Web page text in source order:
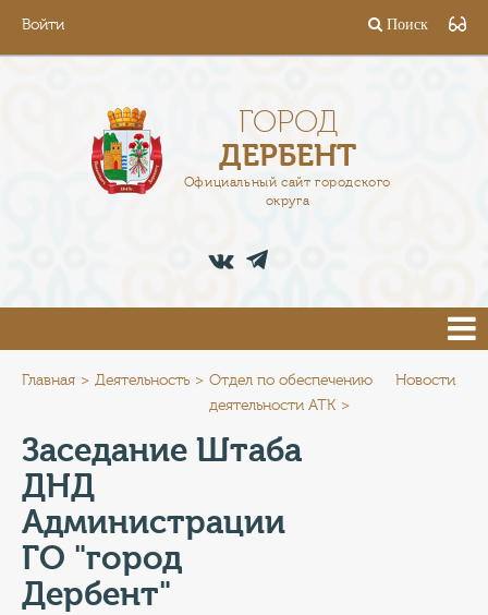
Войти Поиск
ГОРОД
ДЕРБЕНТ
Официальный сайт городского
округа
АДМИНИСТРАЦИЯ
ПРЕСС-ЦЕНТР
ТУРИСТАМ
КОНТАКТЫ
ТАРИФЫ
ГЕРОИ Z
Главная Деятельность
Отдел по обеспечению
деятельности АТК
Новости
Заседание Штаба
ДНД
Администрации
ГО "город
Дербент"